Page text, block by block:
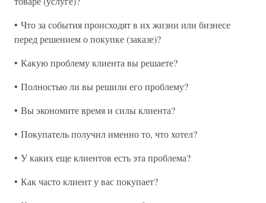
• Что за события происходят в их жизни или бизнесе
перед решением о покупке (заказе)?
• Какую проблему клиента вы решаете?
• Полностью ли вы решили его проблему?
• Вы экономите время и силы клиента?
• Покупатель получил именно то, что хотел?
• У каких еще клиентов есть эта проблема?
• Как часто клиент у вас покупает?